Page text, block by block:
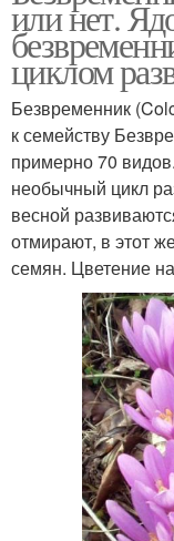
или нет.
циклом
Безвременник
к семейству
примерно 70
необычный цикл
весной
отмирают, в этот
семян. Цветение